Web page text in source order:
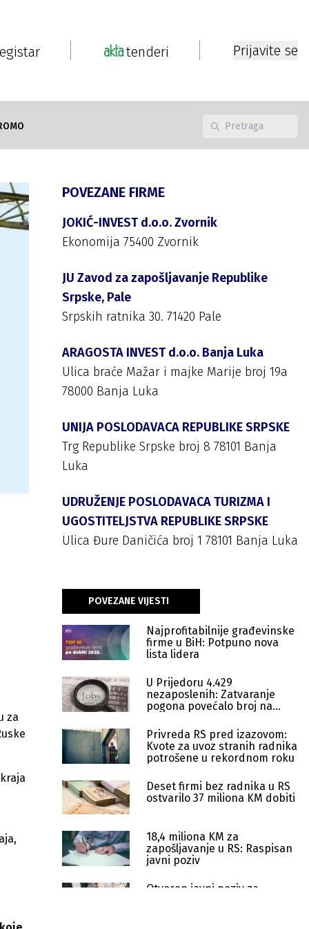
tenderi Prijavite se
za
POVEZANE FIRME
JOKIĆ-INVEST d.o.o. Zvornik
Ekonomija 75400 Zvornik
JU Zavod za zapošljavanje Republike
Srpske, Pale
Srpskih ratnika 30. 71420 Pale
ARAGOSTA INVEST d.o.o. Banja Luka
Ulica braće Mažar i majke Marije broj 19a
78000 Banja Luka
UNIJA POSLODAVACA REPUBLIKE SRPSKE
Trg Republike Srpske broj 8 78101 Banja
Luka
UDRUŽENJE POSLODAVACA TURIZMA I
UGOSTITELJSTVA REPUBLIKE SRPSKE
Ulica Đure Daničića broj 1 78101 Banja Luka
POVEZANE VIJESTI
Najprofitabilnije građevinske
firme u BiH: Potpuno nova
lista lidera
U Prijedoru 4.429
nezaposlenih: Zatvaranje
pogona povećalo broj na
Privreda RS pred izazovom:
Kvote za uvoz stranih radnika
potrošene u rekordnom roku
Deset firmi bez radnika u RS
ostvarilo 37 miliona KM dobiti
18,4 miliona KM za
zapošljavanje u RS: Raspisan
javni poziv
Otvoren javni poziv za